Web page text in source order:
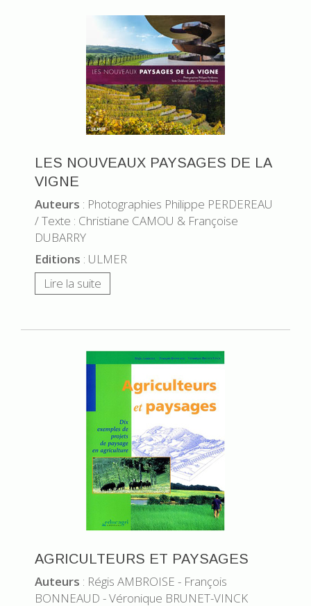
LES NOUVEAUX PAYSAGES DE LA
VIGNE
Auteurs : Photographies Philippe PERDEREAU
/ Texte : Christiane CAMOU & Françoise
DUBARRY
Editions : ULMER
Lire la suite
AGRICULTEURS ET PAYSAGES
Auteurs : Régis AMBROISE - François
BONNEAUD - Véronique BRUNET-VINCK